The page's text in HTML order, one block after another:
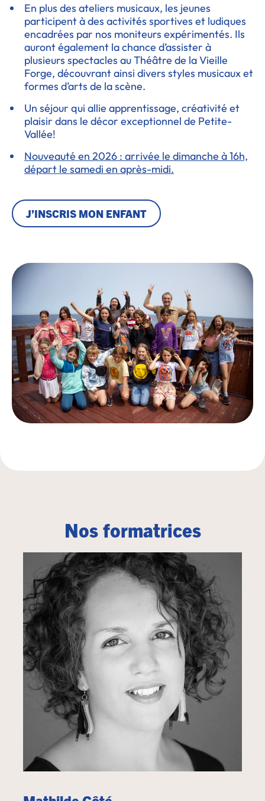
En plus des ateliers musicaux, les jeunes
participent à des activités sportives et ludiques
encadrées par nos moniteurs expérimentés. Ils
auront également la chance d’assister à
plusieurs spectacles au Théâtre de la Vieille
Forge, découvrant ainsi divers styles musicaux et
formes d’arts de la scène.
Un séjour qui allie apprentissage, créativité et
plaisir dans le décor exceptionnel de Petite-
Vallée!
Nouveauté en 2026 : arrivée le dimanche à 16h,
départ le samedi en après-midi.
J’INSCRIS MON ENFANT
Nos formatrices